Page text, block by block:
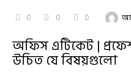
0 0 0
অফিস এটিকেট |
উচিত যে বিষয়গুলো